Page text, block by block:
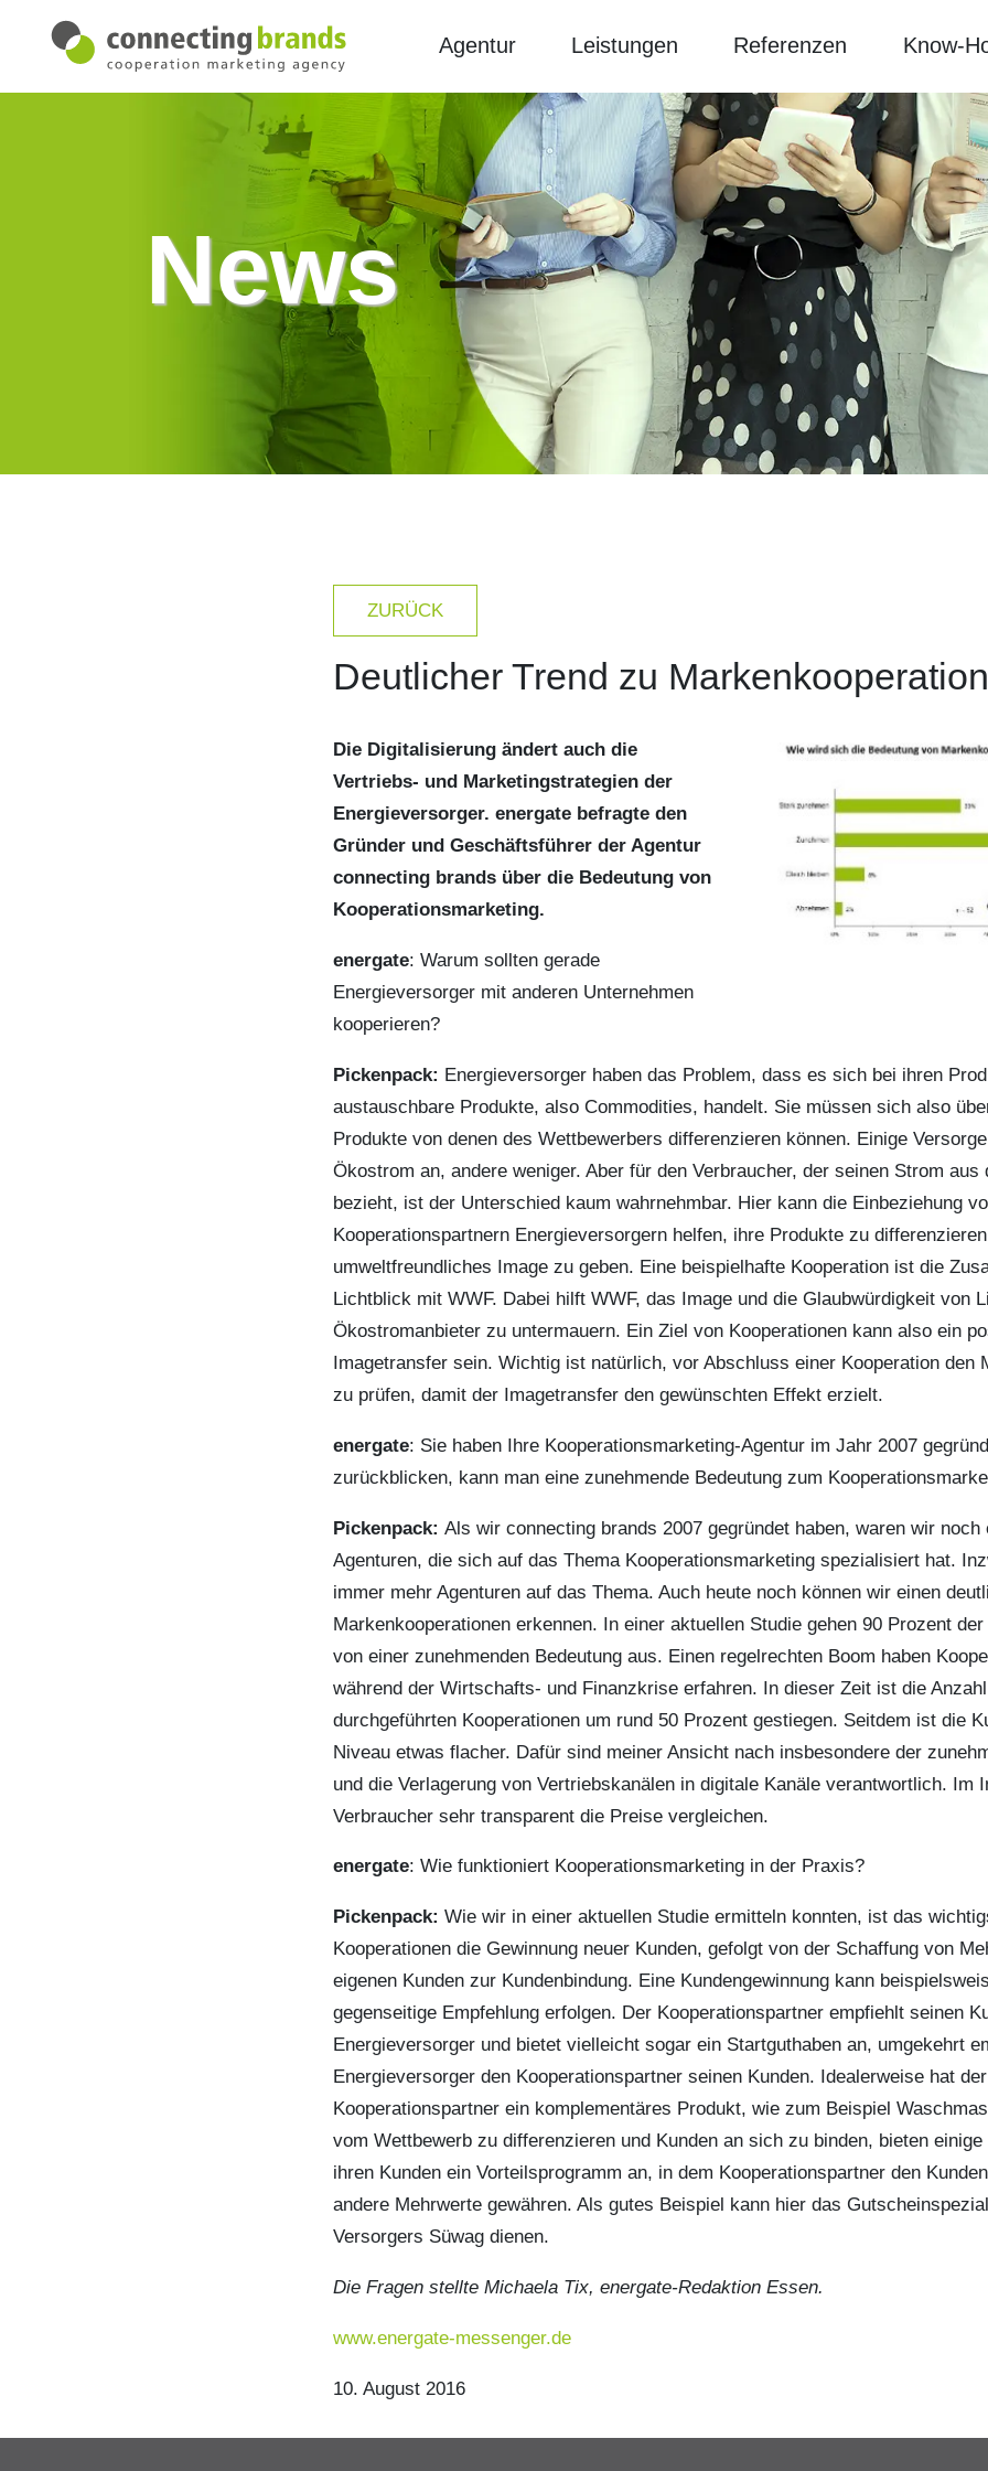
Agentur Leistungen Referenzen Know-
News
ZURÜCK
Deutlicher Trend zu
Die Digitalisierung ändert auch die
Vertriebs- und Marketingstrategien der
Energieversorger. energate befragte den
Gründer und Geschäftsführer der Agentur
connecting brands über die Bedeutung von
Kooperationsmarketing.
energate: Warum sollten gerade
Energieversorger mit anderen Unternehmen
kooperieren?
Pickenpack: Energieversorger haben das Problem, dass es sich bei ihren
austauschbare Produkte, also Commodities, handelt. Sie müssen sich also
Produkte von denen des Wettbewerbers differenzieren können. Einige
Ökostrom an, andere weniger. Aber für den Verbraucher, der seinen Strom aus
bezieht, ist der Unterschied kaum wahrnehmbar. Hier kann die Einbeziehung
Kooperationspartnern Energieversorgern helfen, ihre Produkte zu
umweltfreundliches Image zu geben. Eine beispielhafte Kooperation ist die
Lichtblick mit WWF. Dabei hilft WWF, das Image und die Glaubwürdigkeit von
Ökostromanbieter zu untermauern. Ein Ziel von Kooperationen kann also ein
Imagetransfer sein. Wichtig ist natürlich, vor Abschluss einer Kooperation den
zu prüfen, damit der Imagetransfer den gewünschten Effekt erzielt.
energate: Sie haben Ihre Kooperationsmarketing-Agentur im Jahr 2007
zurückblicken, kann man eine zunehmende Bedeutung zum
Pickenpack: Als wir connecting brands 2007 gegründet haben, waren wir noch
Agenturen, die sich auf das Thema Kooperationsmarketing spezialisiert hat.
immer mehr Agenturen auf das Thema. Auch heute noch können wir einen
Markenkooperationen erkennen. In einer aktuellen Studie gehen 90 Prozent
von einer zunehmenden Bedeutung aus. Einen regelrechten Boom haben
während der Wirtschafts- und Finanzkrise erfahren. In dieser Zeit ist die
durchgeführten Kooperationen um rund 50 Prozent gestiegen. Seitdem ist die
Niveau etwas flacher. Dafür sind meiner Ansicht nach insbesondere der
und die Verlagerung von Vertriebskanälen in digitale Kanäle verantwortlich. Im
Verbraucher sehr transparent die Preise vergleichen.
energate: Wie funktioniert Kooperationsmarketing in der Praxis?
Pickenpack: Wie wir in einer aktuellen Studie ermitteln konnten, ist das
Kooperationen die Gewinnung neuer Kunden, gefolgt von der Schaffung von
eigenen Kunden zur Kundenbindung. Eine Kundengewinnung kann
gegenseitige Empfehlung erfolgen. Der Kooperationspartner empfiehlt seinen
Energieversorger und bietet vielleicht sogar ein Startguthaben an, umgekehrt
Energieversorger den Kooperationspartner seinen Kunden. Idealerweise hat der
Kooperationspartner ein komplementäres Produkt, wie zum Beispiel
vom Wettbewerb zu differenzieren und Kunden an sich zu binden, bieten
ihren Kunden ein Vorteilsprogramm an, in dem Kooperationspartner den
andere Mehrwerte gewähren. Als gutes Beispiel kann hier das
Versorgers Süwag dienen.
Die Fragen stellte Michaela Tix, energate-Redaktion Essen.
www.energate-messenger.de
10. August 2016